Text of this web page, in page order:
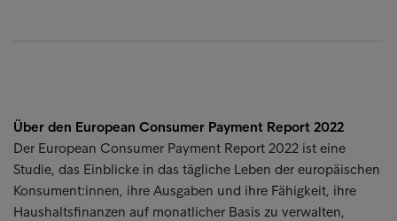
Über den European Consumer Payment Report 2022
Der European Consumer Payment Report 2022 ist eine
Studie, das Einblicke in das tägliche Leben der europäischen
Konsument:innen, ihre Ausgaben und ihre Fähigkeit, ihre
Haushaltsfinanzen auf monatlicher Basis zu verwalten,